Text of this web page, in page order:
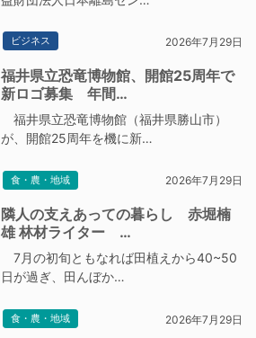
ビジネス 2026年7月29日
福井県立恐竜博物館、開館25周年で
新ロゴ募集 年間…
福井県立恐竜博物館（福井県勝山市）
が、開館25周年を機に新…
食・農・地域 2026年7月29日
隣人の支えあっての暮らし 赤堀楠
雄 林材ライター …
7月の初旬ともなれば田植えから40~50
日が過ぎ、田んぼか…
食・農・地域 2026年7月29日